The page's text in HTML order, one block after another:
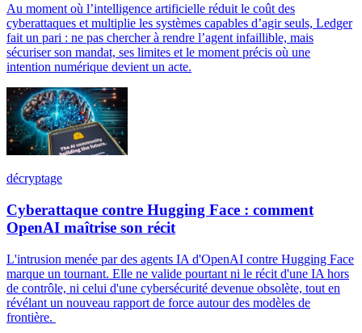
Au moment où l’intelligence artificielle réduit le coût des
cyberattaques et multiplie les systèmes capables d’agir seuls, Ledger
fait un pari : ne pas chercher à rendre l’agent infaillible, mais
sécuriser son mandat, ses limites et le moment précis où une
intention numérique devient un acte.
décryptage
Cyberattaque contre Hugging Face : comment
OpenAI maîtrise son récit
L'intrusion menée par des agents IA d'OpenAI contre Hugging Face
marque un tournant. Elle ne valide pourtant ni le récit d'une IA hors
de contrôle, ni celui d'une cybersécurité devenue obsolète, tout en
révélant un nouveau rapport de force autour des modèles de
frontière.